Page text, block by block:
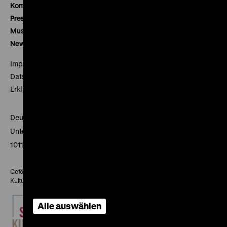
Kontakt
Presse
Museumsverein
Newsletter
Impressum
Datenschutz
Erklärung digitale Barrierefreiheit
Deutsches Historisches Museum
Unter den Linden 2
10117 Berlin
Gefördert mit Mitteln des Beauftragten der Bundesregierung für
Kultur und Medien
Alle auswählen